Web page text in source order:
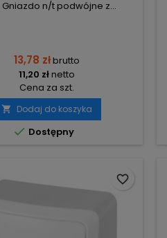
Gniazdo n/t podwójne z...
13,78 złbrutto
11,20 złnetto
Cena za szt.
 Dodaj do koszyka
 Dostępny
favorite_border